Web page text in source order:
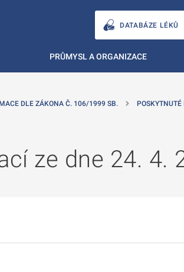
DATABÁZE LÉKŮ
PRŮMYSL A ORGANIZACE
DLE ZÁKONA Č. 106/1999 SB.
ze dne 24. 4.